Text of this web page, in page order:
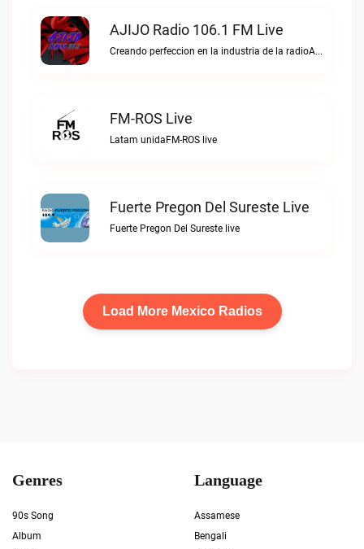
AJIJO Radio 106.1 FM Live
Creando perfeccion en la industria de la radioAJIJO Radio 106.1 FM live
FM-ROS Live
Latam unidaFM-ROS live
Fuerte Pregon Del Sureste Live
Fuerte Pregon Del Sureste live
Load More Mexico Radios
Genres
90s Song
Album
Language
Assamese
Bengali